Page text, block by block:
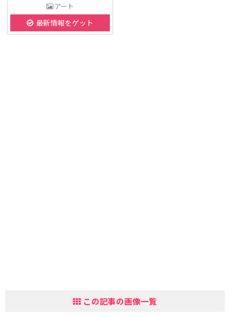
アート
最新情報をゲット
この記事の画像一覧